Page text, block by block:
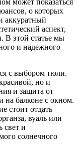
о которых
аккуратный
аспект,
В этой статье мы
и надежного
с выбором тюли.
но и
и защита от
на балконе с окном.
стоит отдать
вуаль или
свет и
солнечного